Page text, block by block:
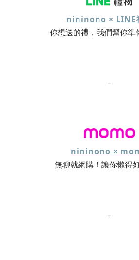
nininono × LINE
你想送的禮，我們幫你準
－
nininono ×
無聊就網購！讓你懶得
－